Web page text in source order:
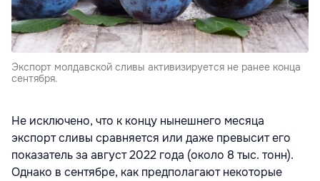
Экспорт молдавской сливы активизируется не ранее конца
сентября.
Не исключено, что к концу нынешнего месяца
экспорт сливы сравняется или даже превысит его
показатель за август 2022 года (около 8 тыс. тонн).
Однако в сентябре, как предполагают некоторые